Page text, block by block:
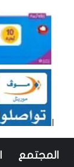
المجتمع